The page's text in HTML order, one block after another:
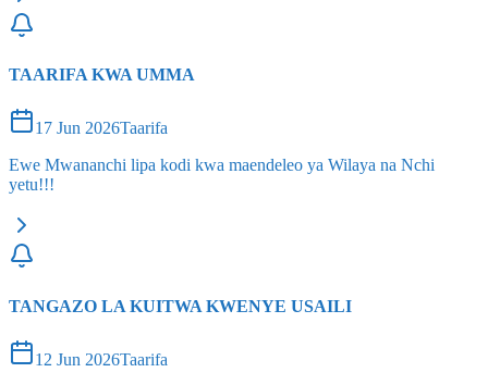
TAARIFA KWA UMMA
17 Jun 2026Taarifa
Ewe Mwananchi lipa kodi kwa maendeleo ya Wilaya na Nchi
yetu!!!
TANGAZO LA KUITWA KWENYE USAILI
12 Jun 2026Taarifa